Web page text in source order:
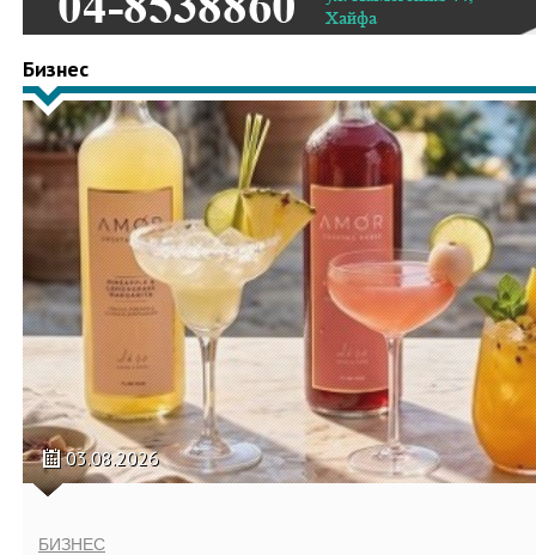
Бизнес
03.08.2026
БИЗНЕС